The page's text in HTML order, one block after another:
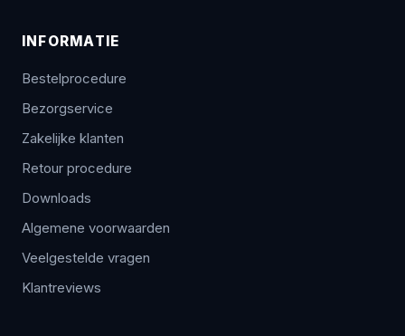
INFORMATIE
Bestelprocedure
Bezorgservice
Zakelijke klanten
Retour procedure
Downloads
Algemene voorwaarden
Veelgestelde vragen
Klantreviews